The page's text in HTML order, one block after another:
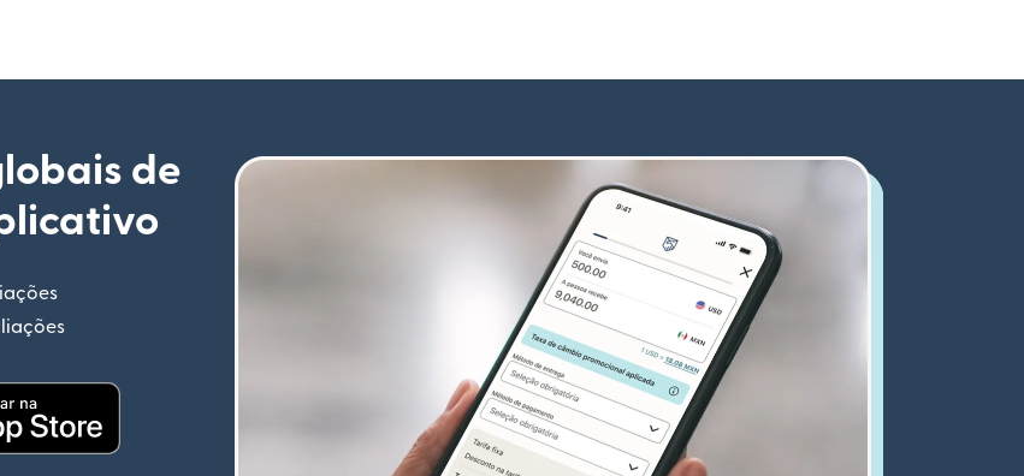
de
(abre em uma nova janela)
(abre em uma nova janela)